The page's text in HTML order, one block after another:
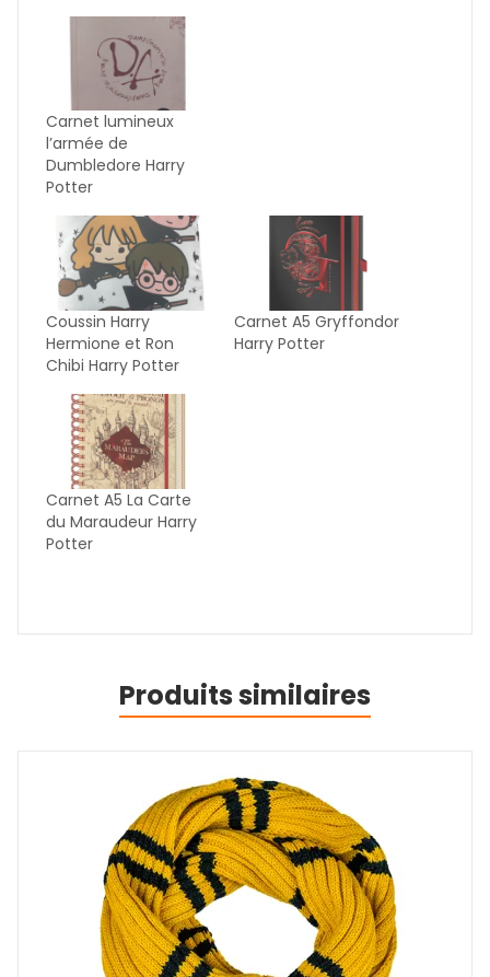
Carnet lumineux
l’armée de
Dumbledore Harry
Potter
Coussin Harry
Hermione et Ron
Chibi Harry Potter
Carnet A5 Gryffondor
Harry Potter
Carnet A5 La Carte
du Maraudeur Harry
Potter
Produits similaires